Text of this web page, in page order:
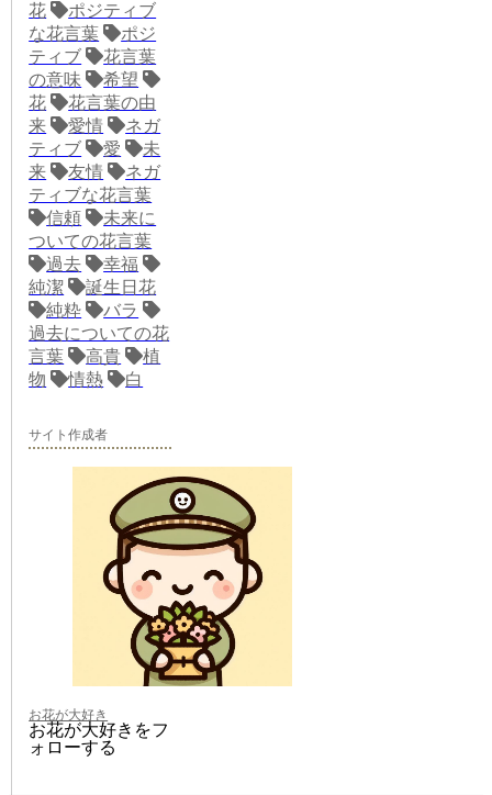
花
ポジティブ
な花言葉
ポジ
ティブ
花言葉
の意味
希望
花
花言葉の由
来
愛情
ネガ
ティブ
愛
未
来
友情
ネガ
ティブな花言葉
信頼
未来に
ついての花言葉
過去
幸福
純潔
誕生日花
純粋
バラ
過去についての花
言葉
高貴
植
物
情熱 白
サイト作成者
お花が大好き
お花が大好きをフ
ォローする